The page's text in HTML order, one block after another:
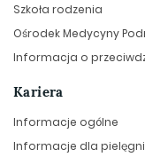
Szkoła rodzenia
Ośrodek Medycyny
Informacja o
Kariera
Informacje ogólne
Informacje dla